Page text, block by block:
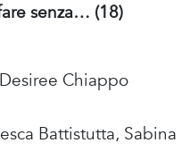
senza… (18)
Chiappo
Battistutta, Sabina